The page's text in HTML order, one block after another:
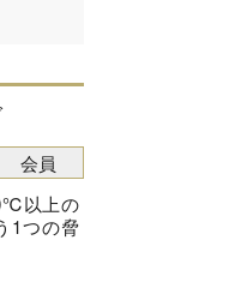
以上の
1つの脅
会員